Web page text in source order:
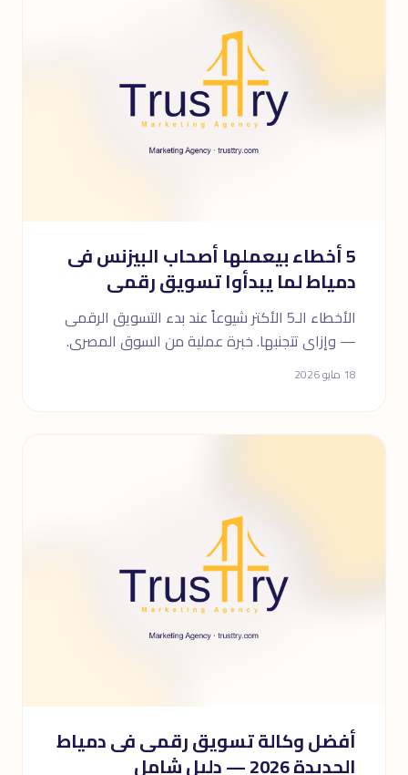
5 أخطاء بيعملها أصحاب البيزنس فى
دمياط لما يبدأوا تسويق رقمى
الأخطاء الـ5 الأكتر شيوعاً عند بدء التسويق الرقمى
— وإزاى تتجنبها. خبرة عملية من السوق المصرى.
18 مايو 2026
أفضل وكالة تسويق رقمى فى دمياط
الجديدة 2026 — دليل شامل